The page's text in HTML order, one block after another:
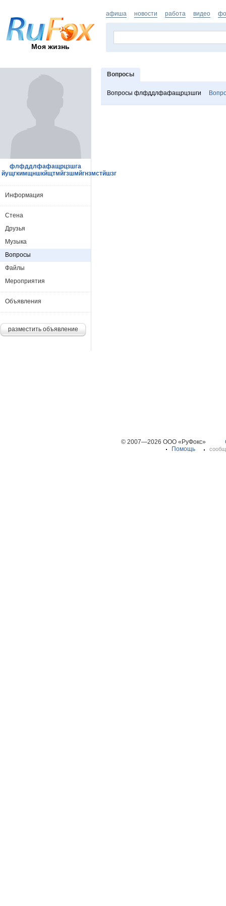
Моя жизнь
афиша новости работа видео
Вопросы
Вопросы флфддлфафащрцзшги
флфддлфафащрцзшга
йущгкимщншкйщтмйгзшмйгнзмстйшзг
Информация
Стена
флфддлфафащрцзшги
Друзья
флфддлфафащрцзшги
Музыка
Вопросы
Файлы
Мероприятия
Объявления
разместить объявление
© 2007—2026 ООО «РуФокс»
Помощь